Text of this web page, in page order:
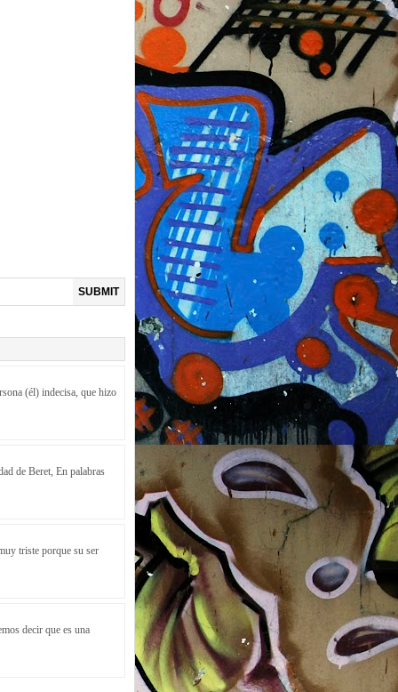
SUBMIT
(él) indecisa, que hizo
de Beret, En palabras
triste porque su ser
decir que es una